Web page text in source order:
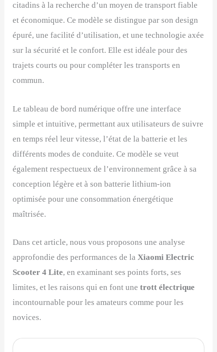
citadins à la recherche d’un moyen de transport fiable
et économique. Ce modèle se distingue par son design
épuré, une facilité d’utilisation, et une technologie axée
sur la sécurité et le confort. Elle est idéale pour des
trajets courts ou pour compléter les transports en
commun.
Le tableau de bord numérique offre une interface
simple et intuitive, permettant aux utilisateurs de suivre
en temps réel leur vitesse, l’état de la batterie et les
différents modes de conduite. Ce modèle se veut
également respectueux de l’environnement grâce à sa
conception légère et à son batterie lithium-ion
optimisée pour une consommation énergétique
maîtrisée.
Dans cet article, nous vous proposons une analyse
approfondie des performances de laXiaomi Electric
Scooter 4 Lite, en examinant ses points forts, ses
limites, et les raisons qui en font unetrott électrique
incontournable pour les amateurs comme pour les
novices.